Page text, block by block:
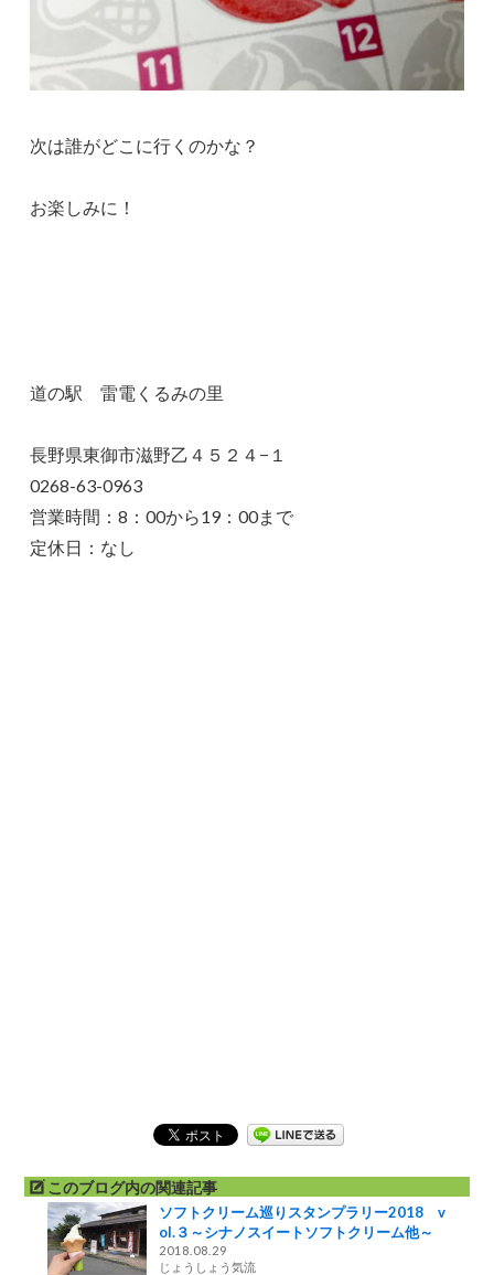
次は誰がどこに行くのかな？
お楽しみに！
道の駅 雷電くるみの里
長野県東御市滋野乙４５２４−１
0268-63-0963
営業時間：8：00から19：00まで
定休日：なし
このブログ内の関連記事
ソフトクリーム巡りスタンプラリー2018 v
ol.３～シナノスイートソフトクリーム他～
2018.08.29
じょうしょう気流